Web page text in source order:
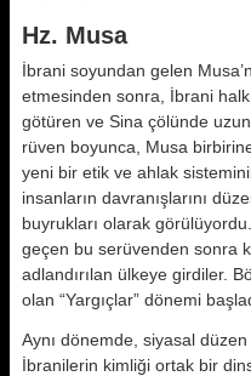
Hz. Musa
İbrani soyundan gelen
etmesinden sonra, İbrani
götüren ve Sina çölünde
rüven boyunca, Musa
yeni bir etik ve ahlak
insanların davranış­larını
buyrukları olarak
geçen bu serüvenden sonra
adlan­dırılan ülkeye girdiler.
olan “Yargıçlar” dönemi
Aynı dönemde, siyasal
İbranilerin kimliği ortak bir